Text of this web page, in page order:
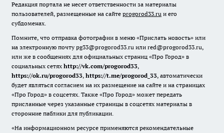
Редакция портала не несет ответственности за материалы
пользователей, размещенные на сайте progorod33.ru и его
субдоменах.
Помните, что отправка фотографии в меню «Прислать новость» или
на электронную почту pg33@progorod33.ru или red@progorod33.ru,
или же в сообщениях для официальных страниц «Про Город» в
социальных сетях http://vk.com/progorod33,
https://ok.ru/progorod33, https://t.me/progorod_33, автоматически
будет являться согласием на их размещение на сайте и на страницах
«Про Город» в соцсетях. Также «Про Город» может передать
присланные через указанные страницы в соцсетях материалы в
сторонние паблики для публикации.
«На информационном ресурсе применяются рекомендательные